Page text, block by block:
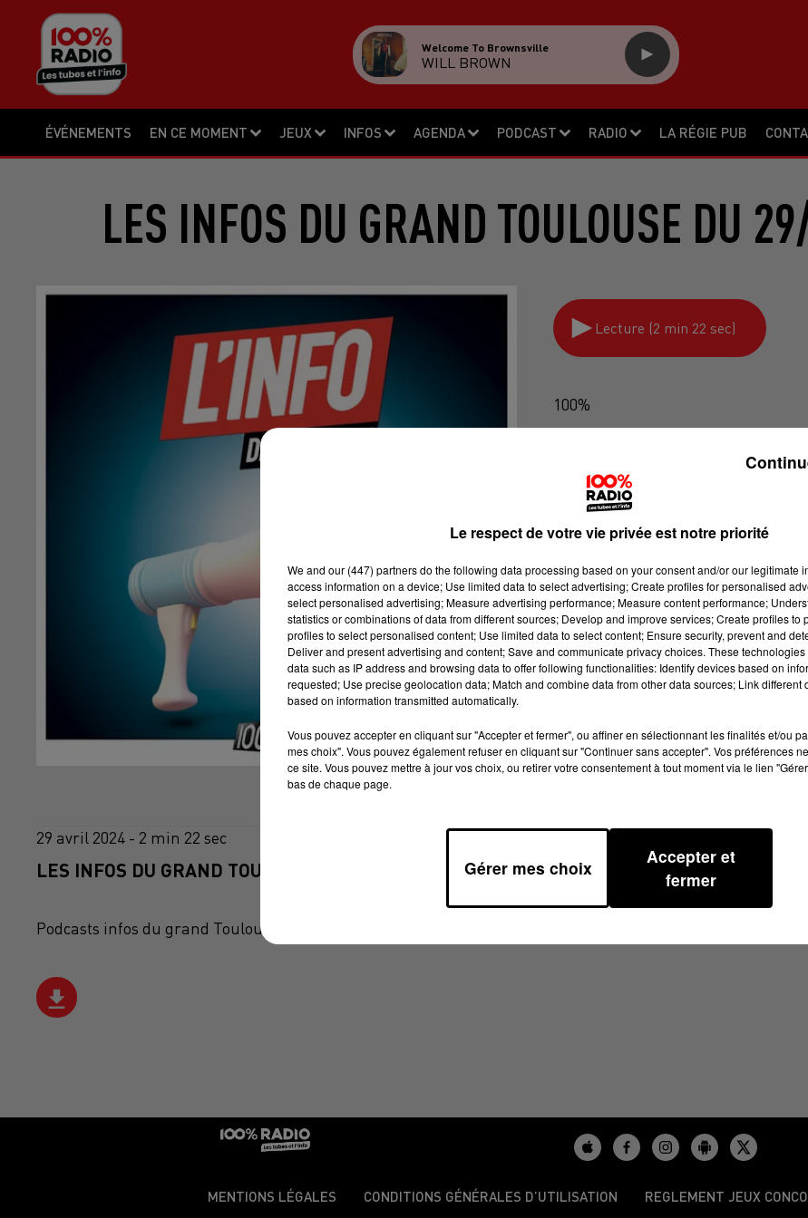
ÉVÉNEMENTS EN CE MOMENT JEUX INFOS AGENDA PODCAST RADIO LA RÉGIE PUB
Welcome To Brownsville
WILL BROWN
LES INFOS DU GRAND TOULOUSE DU
Lecture (2 min 22 sec)
100%
29 avril 2024 - 2 min 22 sec
LES INFOS DU GRAND TOULOUSE DU 29/04/2024 À 12H00
Podcasts infos du grand Toulouse
MENTIONS LÉGALES CONDITIONS GÉNÉRALES D’UTILISATION REGLEMENT JEUX
Le respect de votre vie privée est notre priorité
We and our (447) partnersdo the following data processing based on your consent and/or our legitimate
access information on a device; Use limited data to select advertising; Create profiles for personalised
select personalised advertising; Measure advertising performance; Measure content performance;
statistics or combinations of data from different sources; Develop and improve services; Create profiles to
profiles to select personalised content; Use limited data to select content; Ensure security, prevent and
Deliver and present advertising and content; Save and communicate privacy choices. These
data such as IP address and browsing data to offer following functionalities: Identify devices based on
requested; Use precise geolocation data; Match and combine data from other data sources; Link different
based on information transmitted automatically.
Vous pouvez accepter en cliquant sur "Accepter et fermer", ou affiner en sélectionnant les finalités et/ou
mes choix". Vous pouvez également refuser en cliquant sur "Continuer sans accepter". Vos préférences
ce site. Vous pouvez mettre à jour vos choix, ou retirer votre consentement à tout moment via le lien
bas de chaque page.
Gérer mes choix
Accepter et
fermer